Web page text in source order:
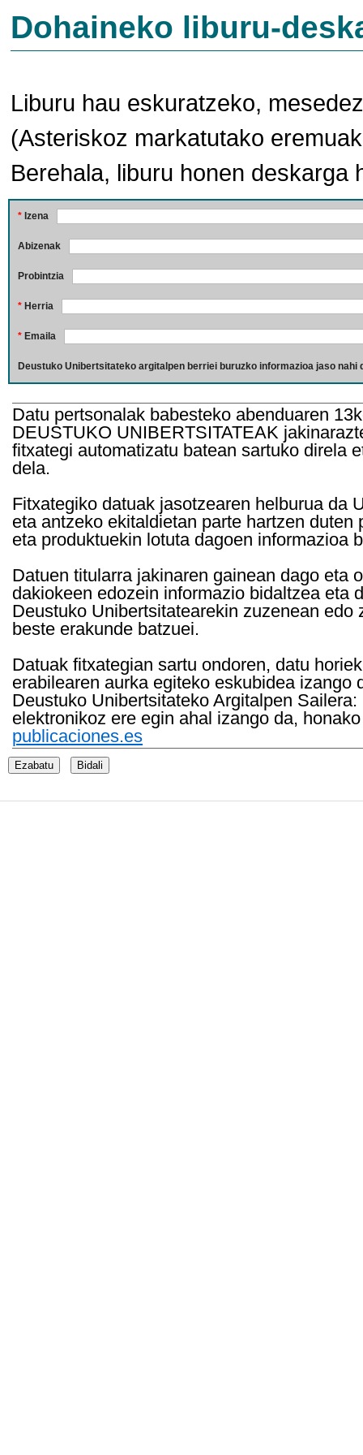
Dohaineko liburu-
Liburu hau eskuratzeko,
(Asteriskoz markatutako
Berehala, liburu honen deskarga
* Izena
Abizenak
Probintzia
* Herria
* Emaila
Deustuko Unibertsitateko argitalpen berriei buruzko informazioa jaso nahi
Datu pertsonalak babesteko abenduaren
DEUSTUKO UNIBERTSITATEAK
fitxategi automatizatu batean sartuko direla
dela.
Fitxategiko datuak jasotzearen helburua da
eta antzeko ekitaldietan parte hartzen
eta produktuekin lotuta dagoen informazioa
Datuen titularra jakinaren gainean dago eta
dakiokeen edozein informazio bidaltzea eta
Deustuko Unibertsitatearekin zuzenean
beste erakunde batzuei.
Datuak fitxategian sartu ondoren, datu
erabilearen aurka egiteko eskubidea
Deustuko Unibertsitateko Argitalpen
elektronikoz ere egin ahal izango da,
publicaciones.es
Ezabatu Bidali